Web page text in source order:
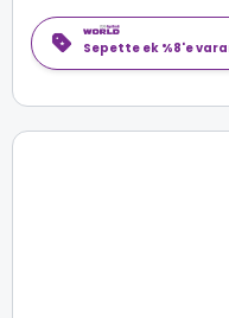
Sepette ek %8'e